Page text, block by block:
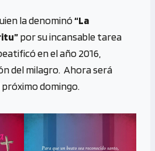
la denominó“La
por su incansable tarea
en el año 2016,
del milagro. Ahora será
domingo.